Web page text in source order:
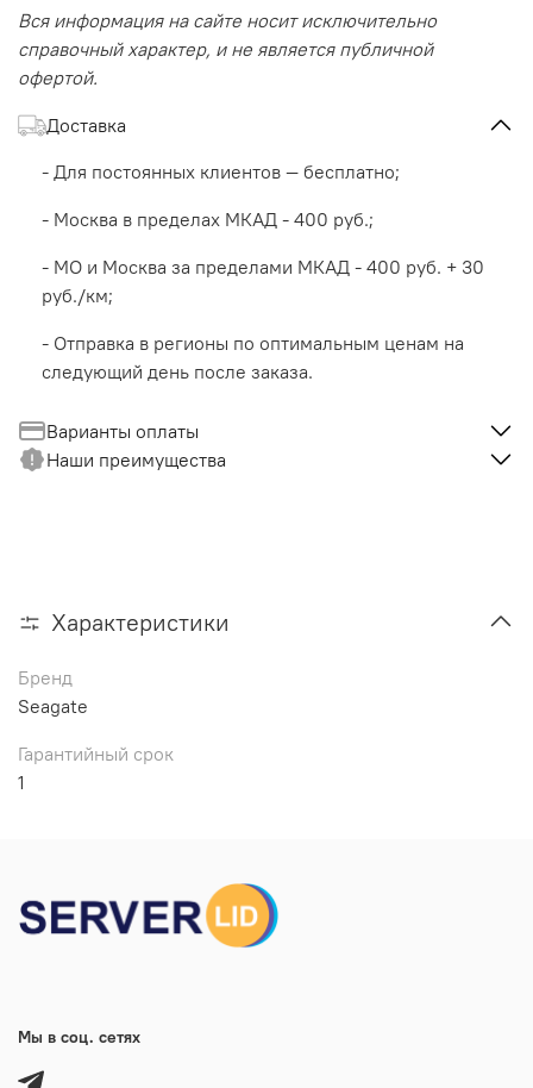
Вся информация на сайте носит исключительно
справочный характер, и не является публичной
офертой.
Доставка
- Для постоянных клиентов — бесплатно;
- Москва в пределах МКАД - 400 руб.;
- МО и Москва за пределами МКАД - 400 руб. + 30
руб./км;
- Отправка в регионы по оптимальным ценам на
следующий день после заказа.
Варианты оплаты
Наши преимущества
Характеристики
Бренд
Seagate
Гарантийный срок
1
Мы в соц. сетях